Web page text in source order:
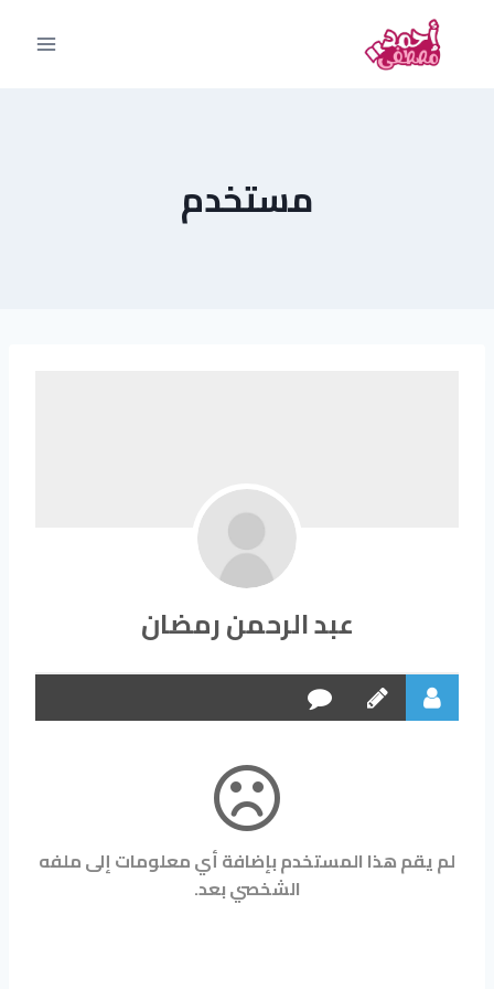
مستخدم
عبد الرحمن رمضان
لم يقم هذا المستخدم بإضافة أي معلومات إلى ملفه
الشخصي بعد.